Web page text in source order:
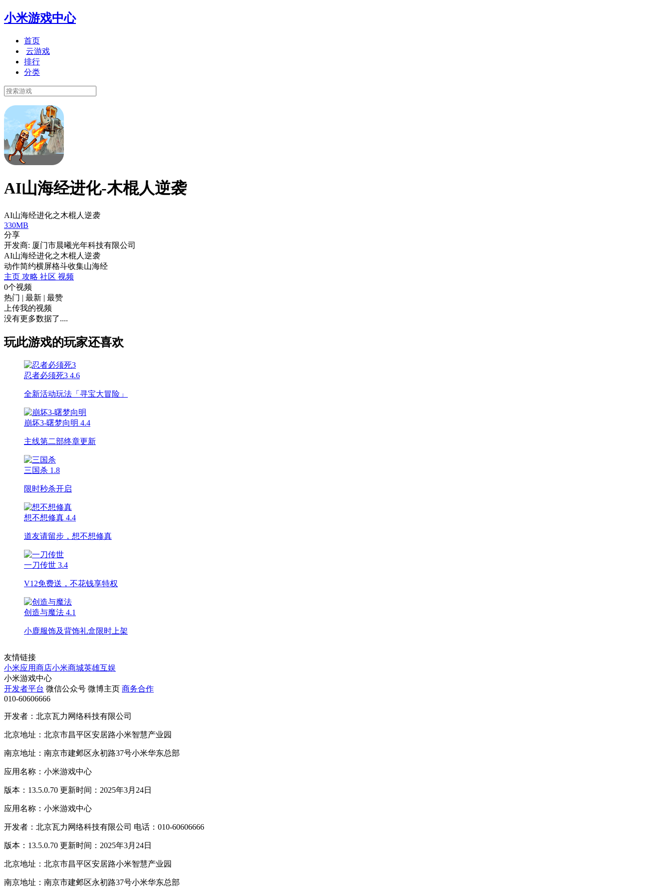
小米游戏中心
首页
云游戏
排行
分类
AI山海经进化-木棍人逆袭
AI山海经进化之木棍人逆袭
330MB
分享
开发商: 厦门市晨曦光年科技有限公司
AI山海经进化之木棍人逆袭
动作简约横屏格斗收集山海经
主页 攻略 社区 视频
0个视频
热门 | 最新 | 最赞
上传我的视频
没有更多数据了....
玩此游戏的玩家还喜欢
忍者必须死3 4.6
全新活动玩法「寻宝大冒险」
崩坏3-曙梦向明 4.4
主线第二部终章更新
三国杀 1.8
限时秒杀开启
想不想修真 4.4
道友请留步，想不想修真
一刀传世 3.4
V12免费送，不花钱享特权
创造与魔法 4.1
小鹿服饰及背饰礼盒限时上架
友情链接
小米应用商店小米商城英雄互娱
小米游戏中心
开发者平台 微信公众号 微博主页 商务合作
010-60606666
开发者：北京瓦力网络科技有限公司
北京地址：北京市昌平区安居路小米智慧产业园
南京地址：南京市建邺区永初路37号小米华东总部
应用名称：小米游戏中心
版本：13.5.0.70 更新时间：2025年3月24日
应用名称：小米游戏中心
开发者：北京瓦力网络科技有限公司 电话：010-60606666
版本：13.5.0.70 更新时间：2025年3月24日
北京地址：北京市昌平区安居路小米智慧产业园
南京地址：南京市建邺区永初路37号小米华东总部